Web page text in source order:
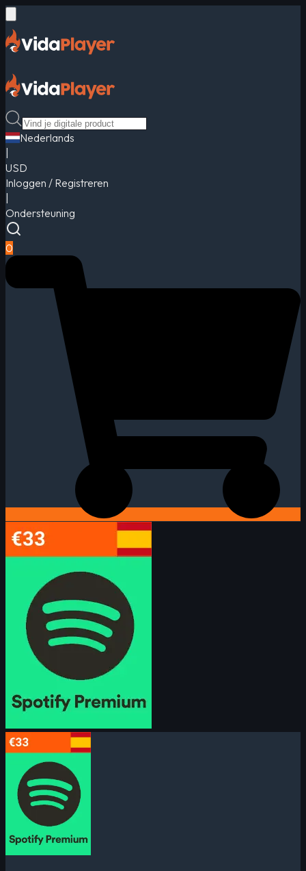
Nederlands
USD
Inloggen / Registreren
Ondersteuning
0